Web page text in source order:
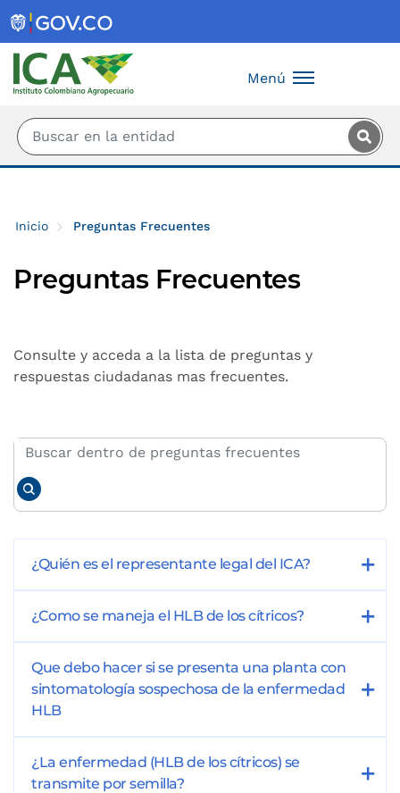
Menú
Inicio Preguntas Frecuentes
Preguntas Frecuentes
Consulte y acceda a la lista de preguntas y
respuestas ciudadanas mas frecuentes.
¿Quién es el representante legal del ICA?
¿Como se maneja el HLB de los cítricos?
Que debo hacer si se presenta una planta con
sintomatología sospechosa de la enfermedad
HLB
¿La enfermedad (HLB de los cítricos) se
transmite por semilla?